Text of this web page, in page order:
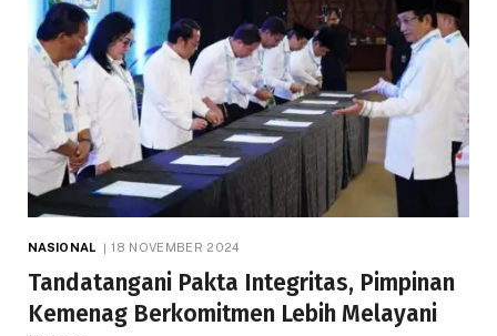
NASIONAL 18 NOVEMBER 2024
Tandatangani Pakta Integritas, Pimpinan
Kemenag Berkomitmen Lebih Melayani